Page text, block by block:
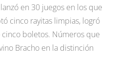
en 30 juegos en los que
cinco rayitas limpias, logró
boletos. Números que
Bracho en la distinción